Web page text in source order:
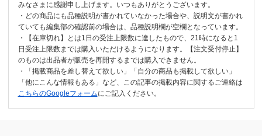
みなさまに感謝申し上げます。いつもありがとうございます。
・どの商品にも品種説明が書かれていなかった場合や、説明文が書かれ
ていても編集部の確認前の場合は、品種説明欄が空欄となっています。
・【在庫切れ】とは1日の受注上限数に達したもので、21時になると1
日受注上限数までは購入いただけるようになります。【注文受付停止】
のものは出品者が販売を再開するまでは購入できません。
・「掲載商品を差し替えて欲しい」「自分の商品も掲載して欲しい」
「他にこんな情報もある」など、この記事の掲載内容に関するご連絡は
こちらのGoogleフォームにご記入ください。